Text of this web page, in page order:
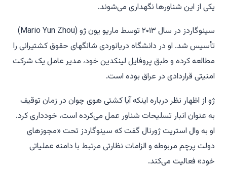
یکی از این شناورها نگهداری می‌شوند.
سینوگاردز در سال ۲۰۱۳ توسط ماریو یون ژو (Mario Yun Zhou)
تأسیس شد. او در دانشگاه دریانوردی شانگهای حقوق کشتیرانی را
مطالعه کرده و طبق پروفایل لینکدین خود، مدیر عامل یک شرکت
امنیتی قراردادی در عراق بوده است.
ژو از اظهار نظر درباره اینکه آیا کشتی هوی چوان در زمان توقیف
به عنوان انبار تسلیحات شناور عمل می‌کرده است، خودداری کرد.
او به وال استریت ژورنال گفت که سینوگاردز تحت «مجوزهای
دولت پرچم مربوطه و الزامات نظارتی مرتبط با دامنه عملیاتی
خود» فعالیت می‌کند.